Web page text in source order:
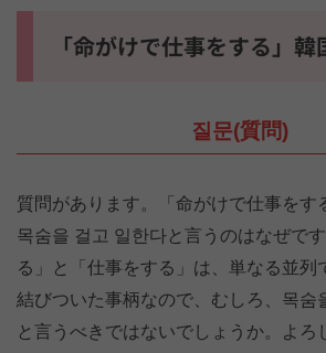
「命がけで仕事をする」韓
질문(質問)
質問があります。「命がけで仕事をす
목숨을 걸고 일한다と言うのはなぜで
る」と「仕事をする」は、単なる並列
結びついた事柄なので、むしろ、목숨
と言うべきではないでしょうか。よろ